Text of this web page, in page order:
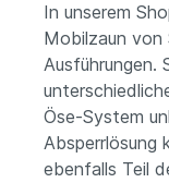
In unserem
Mobilzaun von
Ausführungen.
Öse-System
Absperrlösung
ebenfalls Teil